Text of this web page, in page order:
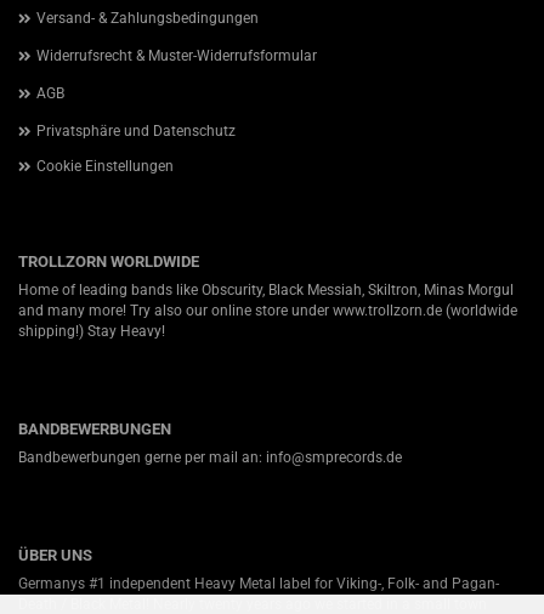
Versand- & Zahlungsbedingungen
Widerrufsrecht & Muster-Widerrufsformular
AGB
Privatsphäre und Datenschutz
Cookie Einstellungen
TROLLZORN WORLDWIDE
Home of leading bands like Obscurity, Black Messiah, Skiltron, Minas Morgul
and many more! Try also our online store under www.trollzorn.de (worldwide
shipping!) Stay Heavy!
BANDBEWERBUNGEN
Bandbewerbungen gerne per mail an: info@smprecords.de
ÜBER UNS
Germanys #1 independent Heavy Metal label for Viking-, Folk- and Pagan-